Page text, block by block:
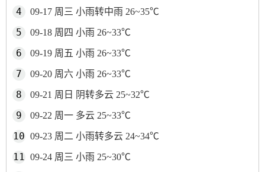
09-17 周三 小雨转中雨 26~35℃
09-18 周四 小雨 26~33℃
09-19 周五 小雨 26~33℃
09-20 周六 小雨 26~33℃
09-21 周日 阴转多云 25~32℃
09-22 周一 多云 25~33℃
09-23 周二 小雨转多云 24~34℃
09-24 周三 小雨 25~30℃